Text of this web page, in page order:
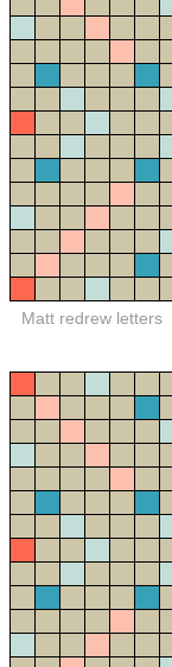
Matt redrew letters